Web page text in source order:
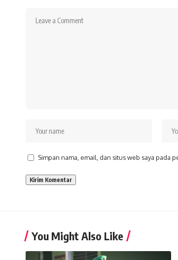
Simpan nama, email, dan situs web saya pada
You Might Also Like